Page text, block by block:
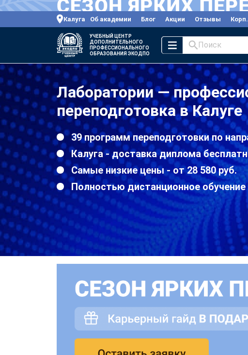
Калуга Об академии Блог Акции Отзывы
УЧЕБНЫЙ ЦЕНТР
ДОПОЛНИТЕЛЬНОГО
ПРОФЕССИОНАЛЬНОГО
ОБРАЗОВАНИЯ ЭКОДПО
Поиск
Лаборатории —
переподготовка в Калуге
39 программ переподготовки по
Калуга - доставка диплома
Самые низкие цены - от 28 580 руб.
Полностью дистанционное обучение